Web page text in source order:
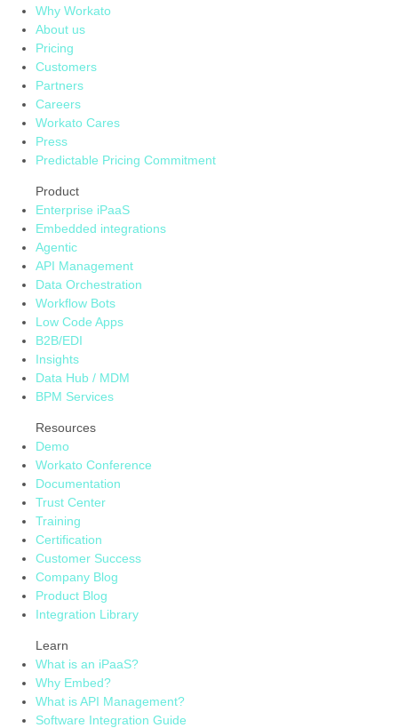
Why Workato
About us
Pricing
Customers
Partners
Careers
Workato Cares
Press
Predictable Pricing Commitment
Product
Enterprise iPaaS
Embedded integrations
Agentic
API Management
Data Orchestration
Workflow Bots
Low Code Apps
B2B/EDI
Insights
Data Hub / MDM
BPM Services
Resources
Demo
Workato Conference
Documentation
Trust Center
Training
Certification
Customer Success
Company Blog
Product Blog
Integration Library
Learn
What is an iPaaS?
Why Embed?
What is API Management?
Software Integration Guide